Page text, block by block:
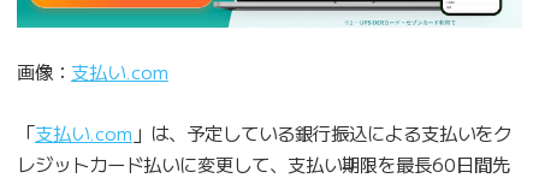
画像： 支払い.com
「支払い.com 」は、予定している銀行振込による支払いをク
レジットカード払いに変更して、支払い期限を最長60日間先